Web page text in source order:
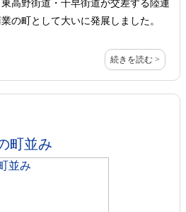
高野街道・千早街道が交差する陸運
の町として大いに発展しました。
続きを読む >
町並み